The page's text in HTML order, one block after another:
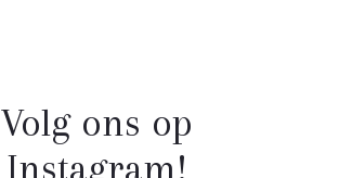
Volg ons op
Instagram!